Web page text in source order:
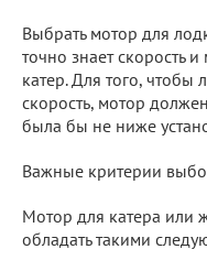
Выбрать мотор для
точно знает скорость
катер. Для того,
скорость, мотор
была бы не ниже
Важные критерии
Мотор для катера или
обладать такими